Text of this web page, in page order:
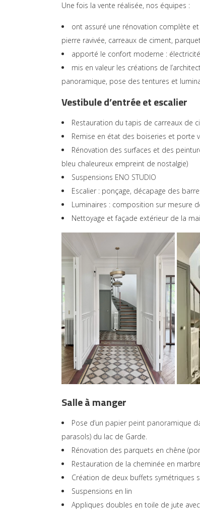
Une fois la vente réalisée, nos équipes :
ont assuré une rénovation complète
pierre ravivée, carreaux de ciment,
apporté le confort moderne :
mis en valeur les créations de
panoramique, pose des tentures et
Vestibule d’entrée et escalier
Restauration du tapis de carreaux de
Remise en état des boiseries et porte
Rénovation des surfaces et des
bleu chaleureux empreint de nostalgie)
Suspensions ENO STUDIO
Escalier : ponçage, décapage des
Luminaires : composition sur mesure
Nettoyage et façade extérieur de la
Salle à manger
Pose d’un papier peint panoramique
parasols) du lac de Garde.
Rénovation des parquets en chêne
Restauration de la cheminée en
Création de deux buffets symétriques
Suspensions en lin
Appliques doubles en toile de jute